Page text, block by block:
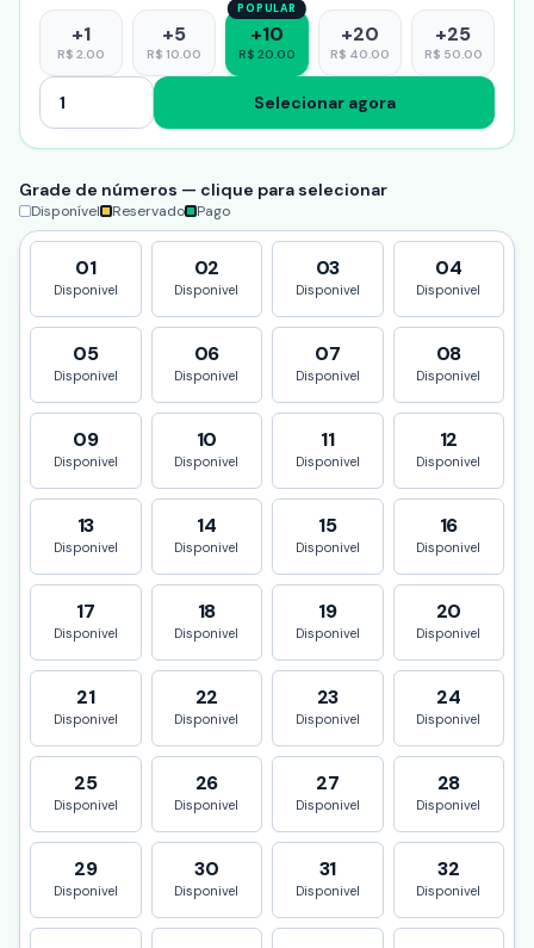
+1
R$ 2.00
+5
R$ 10.00
POPULAR
+10
R$ 20.00
+20
R$ 40.00
+25
R$ 50.00
Selecionar agora
Grade de números — clique para selecionar
Disponível Reservado Pago
01
Disponivel
02
Disponivel
03
Disponivel
04
Disponivel
05
Disponivel
06
Disponivel
07
Disponivel
08
Disponivel
09
Disponivel
10
Disponivel
11
Disponivel
12
Disponivel
13
Disponivel
14
Disponivel
15
Disponivel
16
Disponivel
17
Disponivel
18
Disponivel
19
Disponivel
20
Disponivel
21
Disponivel
22
Disponivel
23
Disponivel
24
Disponivel
25
Disponivel
26
Disponivel
27
Disponivel
28
Disponivel
29
Disponivel
30
Disponivel
31
Disponivel
32
Disponivel